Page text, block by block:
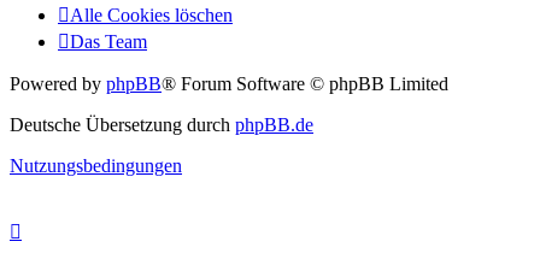
Alle Cookies löschen
Das Team
Powered by phpBB® Forum Software © phpBB Limited
Deutsche Übersetzung durch phpBB.de
Nutzungsbedingungen